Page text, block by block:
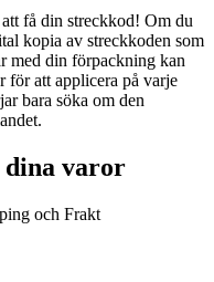
få din streckkod! Om du
kopia av streckkoden som
med din förpackning kan
för att applicera på varje
bara söka om den
dina varor